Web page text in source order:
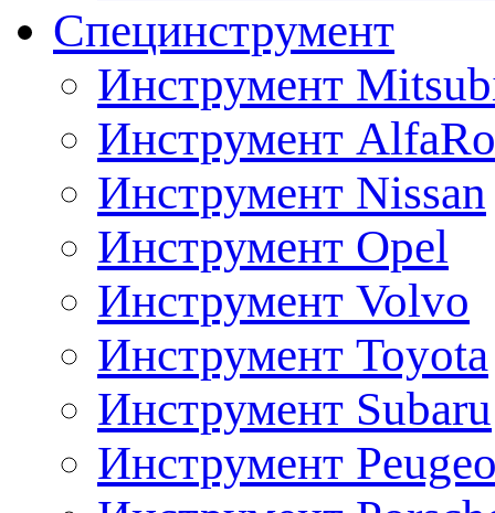
Специнструмент
Инструмент
Инструмент
Инструмент Nissan
Инструмент Opel
Инструмент Volvo
Инструмент Toyota
Инструмент Subaru
Инструмент